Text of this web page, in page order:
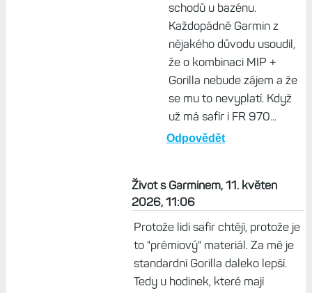
schodů u bazénu.
Každopádně Garmin z
nějakého důvodu usoudil,
že o kombinaci MIP +
Gorilla nebude zájem a že
se mu to nevyplatí. Když
už má safír i FR 970...
Odpovědět
Život s Garminem, 11. květen
2026, 11:06
Protože lidi safír chtějí, protože je
to "prémiový" materiál. Za mě je
standardní Gorilla daleko lepší.
Tedy u hodinek, které mají